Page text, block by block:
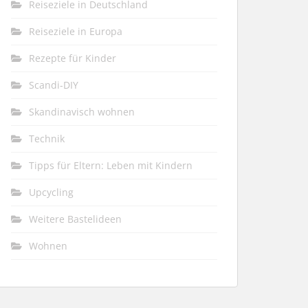
Reiseziele in Deutschland
Reiseziele in Europa
Rezepte für Kinder
Scandi-DIY
Skandinavisch wohnen
Technik
Tipps für Eltern: Leben mit Kindern
Upcycling
Weitere Bastelideen
Wohnen